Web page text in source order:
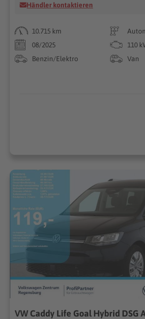
Händler kontaktieren
10.715 km
08/2025
110
Benzin/Elektro
Van